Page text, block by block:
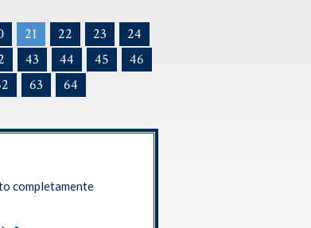
21 22 23
24
43 44 45
46
63 64
completamente